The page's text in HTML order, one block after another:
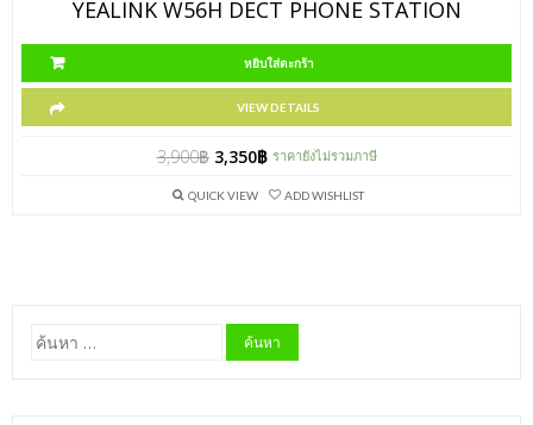
YEALINK W56H DECT PHONE STATION
หยิบใส่ตะกร้า
VIEW DETAILS
3,900฿ 3,350฿ ราคายังไม่รวมภาษี
QUICK VIEW ADD WISHLIST
ค้นหา
สำหรับ: